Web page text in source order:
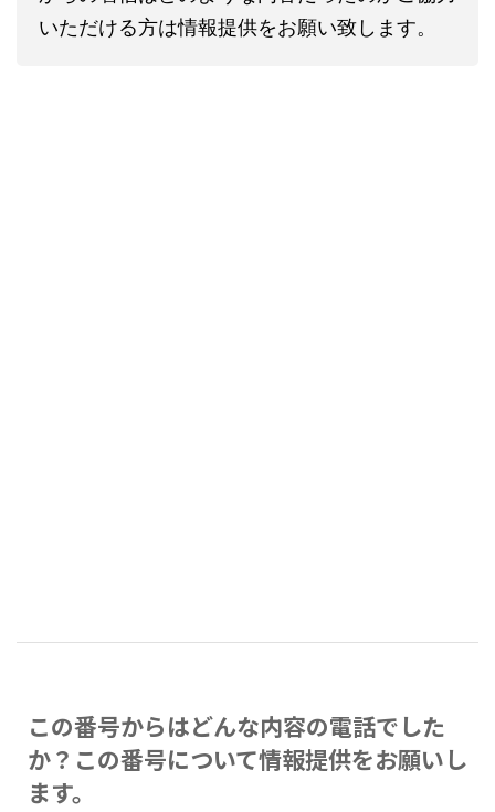
いただける方は情報提供をお願い致します。
この番号からはどんな内容の電話でした
か？この番号について情報提供をお願いし
ます。